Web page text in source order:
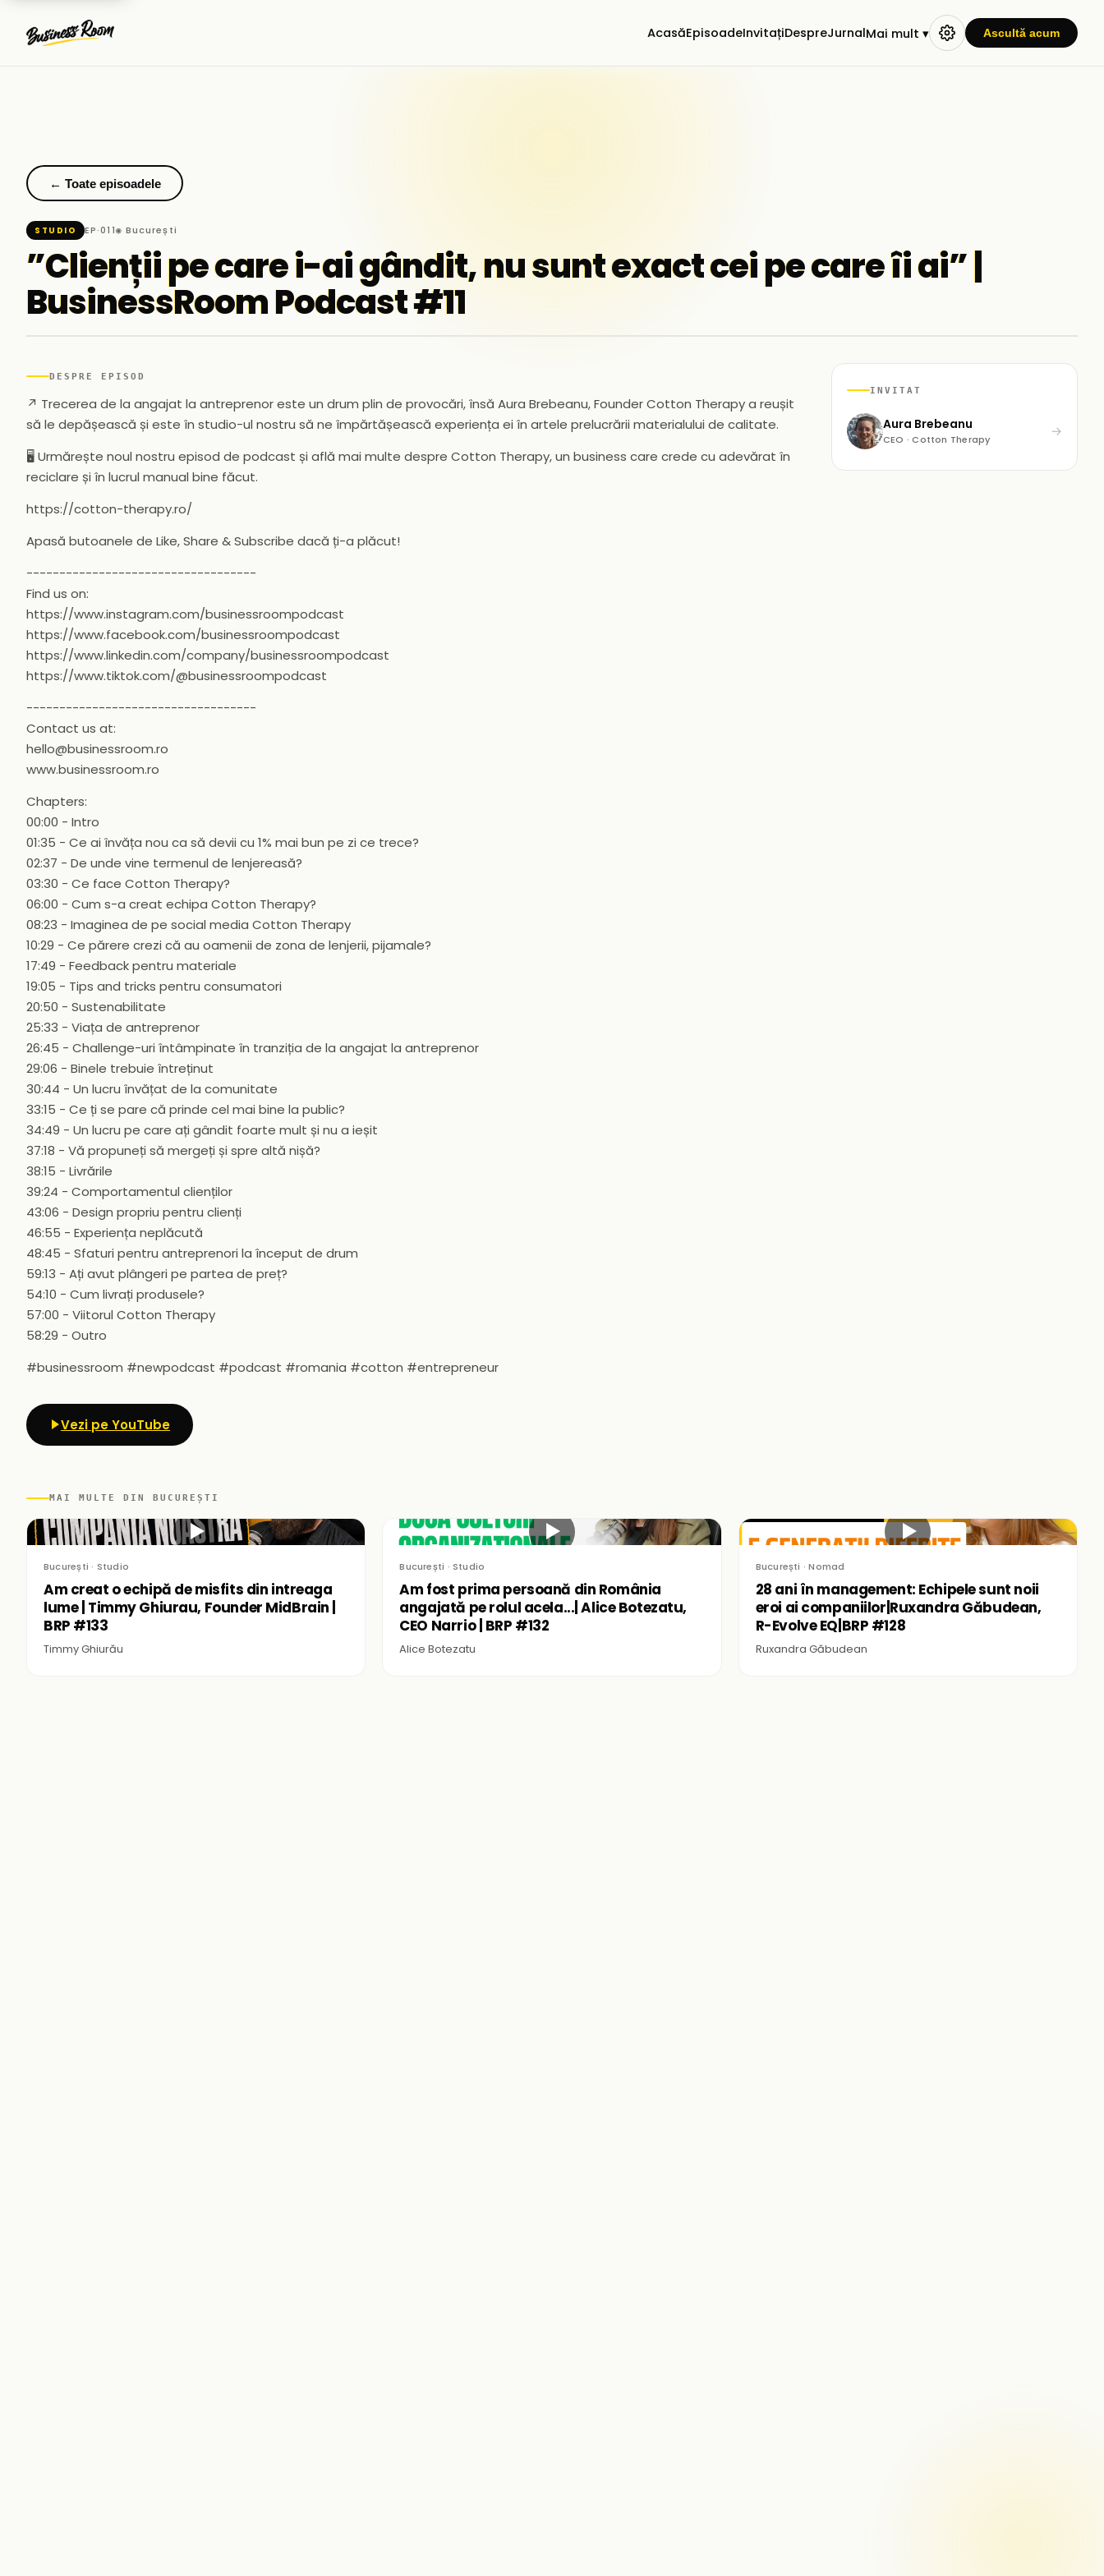
AcasăEpisoadeInvitațiDespreJurnalMai mult ▾ Ascultă acum
← Toate episoadele
STUDIO EP·011◉ București
”Clienții pe care i-ai gândit, nu sunt exact cei pe care îi ai” |
BusinessRoom Podcast #11
DESPRE EPISOD
↗️ Trecerea de la angajat la antreprenor este un drum plin de provocări, însă Aura Brebeanu, Founder Cotton Therapy a reușit
să le depășească și este în studio-ul nostru să ne împărtășească experiența ei în artele prelucrării materialului de calitate.
🖥️ Urmărește noul nostru episod de podcast și află mai multe despre Cotton Therapy, un business care crede cu adevărat în
reciclare și în lucrul manual bine făcut.
https://cotton-therapy.ro/
Apasă butoanele de Like, Share & Subscribe dacă ți-a plăcut!
-----------------------------------
Find us on:
https://www.instagram.com/businessroompodcast
https://www.facebook.com/businessroompodcast
https://www.linkedin.com/company/businessroompodcast
https://www.tiktok.com/@businessroompodcast
-----------------------------------
Contact us at:
hello@businessroom.ro
www.businessroom.ro
Chapters:
00:00 - Intro
01:35 - Ce ai învăța nou ca să devii cu 1% mai bun pe zi ce trece?
02:37 - De unde vine termenul de lenjereasă?
03:30 - Ce face Cotton Therapy?
06:00 - Cum s-a creat echipa Cotton Therapy?
08:23 - Imaginea de pe social media Cotton Therapy
10:29 - Ce părere crezi că au oamenii de zona de lenjerii, pijamale?
17:49 - Feedback pentru materiale
19:05 - Tips and tricks pentru consumatori
20:50 - Sustenabilitate
25:33 - Viața de antreprenor
26:45 - Challenge-uri întâmpinate în tranziția de la angajat la antreprenor
29:06 - Binele trebuie întreținut
30:44 - Un lucru învățat de la comunitate
33:15 - Ce ți se pare că prinde cel mai bine la public?
34:49 - Un lucru pe care ați gândit foarte mult și nu a ieșit
37:18 - Vă propuneți să mergeți și spre altă nișă?
38:15 - Livrările
39:24 - Comportamentul clienților
43:06 - Design propriu pentru clienți
46:55 - Experiența neplăcută
48:45 - Sfaturi pentru antreprenori la început de drum
59:13 - Ați avut plângeri pe partea de preț?
54:10 - Cum livrați produsele?
57:00 - Viitorul Cotton Therapy
58:29 - Outro
#businessroom #newpodcast #podcast #romania #cotton #entrepreneur
Vezi pe YouTube
INVITAT
Aura Brebeanu
CEO · Cotton Therapy →
MAI MULTE DIN BUCUREȘTI
▶
București · Studio
Am creat o echipă de misfits din intreaga
lume | Timmy Ghiurau, Founder MidBrain |
BRP #133
Timmy Ghiurău
▶
București · Studio
Am fost prima persoană din România
angajată pe rolul acela...| Alice Botezatu,
CEO Narrio | BRP #132
Alice Botezatu
▶
București · Nomad
28 ani în management: Echipele sunt noii
eroi ai companiilor|Ruxandra Găbudean,
R-Evolve EQ|BRP #128
Ruxandra Găbudean